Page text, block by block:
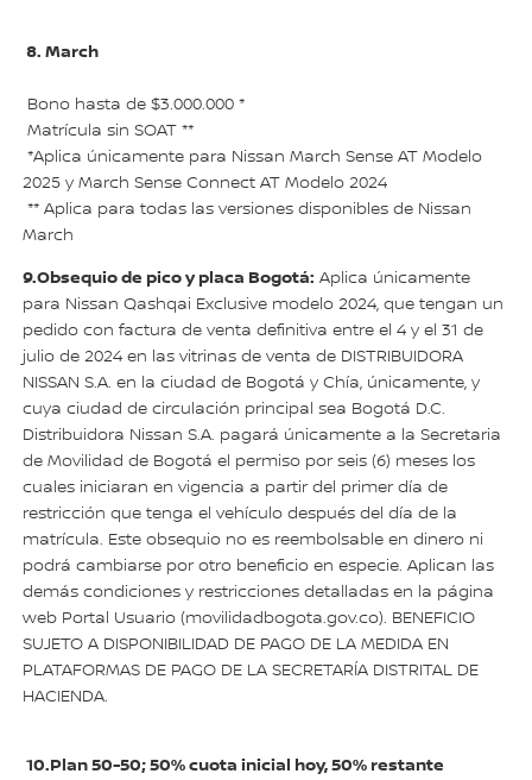
8. March
Bono hasta de $3.000.000 *
Matrícula sin SOAT **
*Aplica únicamente para Nissan March Sense AT Modelo
2025 y March Sense Connect AT Modelo 2024
** Aplica para todas las versiones disponibles de Nissan
March
9.Obsequio de pico y placa Bogotá: Aplica únicamente
para Nissan Qashqai Exclusive modelo 2024, que tengan un
pedido con factura de venta definitiva entre el 4 y el 31 de
julio de 2024 en las vitrinas de venta de DISTRIBUIDORA
NISSAN S.A. en la ciudad de Bogotá y Chía, únicamente, y
cuya ciudad de circulación principal sea Bogotá D.C.
Distribuidora Nissan S.A. pagará únicamente a la Secretaria
de Movilidad de Bogotá el permiso por seis (6) meses los
cuales iniciaran en vigencia a partir del primer día de
restricción que tenga el vehículo después del día de la
matrícula. Este obsequio no es reembolsable en dinero ni
podrá cambiarse por otro beneficio en especie. Aplican las
demás condiciones y restricciones detalladas en la página
web Portal Usuario (movilidadbogota.gov.co). BENEFICIO
SUJETO A DISPONIBILIDAD DE PAGO DE LA MEDIDA EN
PLATAFORMAS DE PAGO DE LA SECRETARÍA DISTRITAL DE
HACIENDA.
10.Plan 50-50; 50% cuota inicial hoy, 50% restante